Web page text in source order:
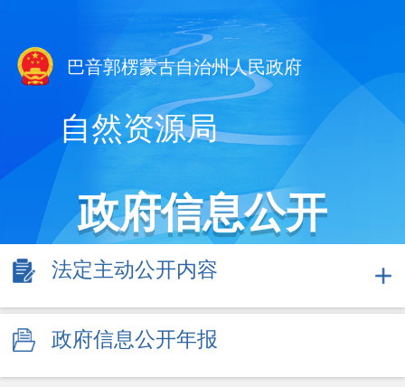
巴音郭楞蒙古自治州人民政府
自然资源局
政府信息公开
法定主动公开内容
政府信息公开年报